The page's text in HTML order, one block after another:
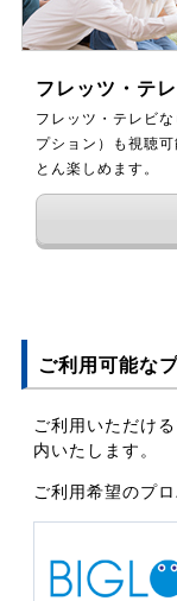
フレッツ・テ
フレッツ・テレビ
プション）も視聴
とん楽しめます。
ご利用可能な
ご利用いただけ
内いたします。
ご利用希望のプ